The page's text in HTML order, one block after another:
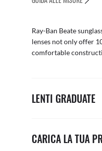
Ray-Ban Beate
lenses not only offer
comfortable
LENTI GRADUATE
CARICA LA TUA